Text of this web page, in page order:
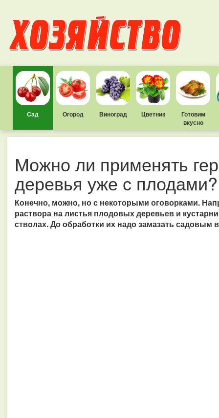
Сад Огород Виноград Цветник
Готовим
вкусно
Можно ли применять
деревья уже с плодами?
Конечно, можно, но с некоторыми оговорками.
раствора на листья плодовых деревьев и
стволах. До обработки их надо замазать садовым